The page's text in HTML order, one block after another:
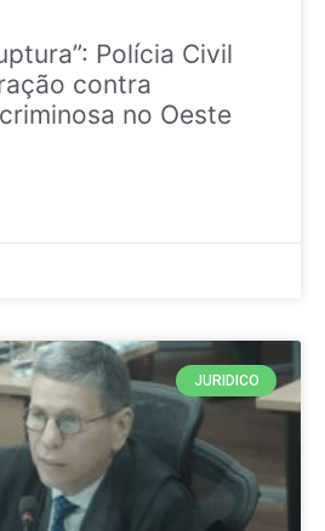
Polícia Civil
contra
no Oeste
JURIDICO